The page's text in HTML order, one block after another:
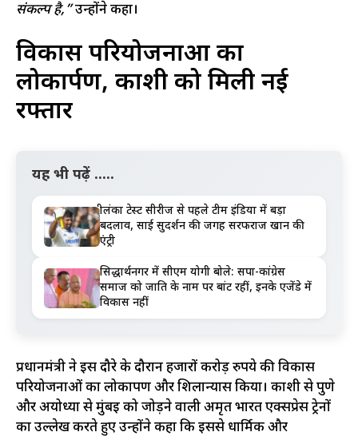
संकल्प है,”उन्होंने कहा।
विकास परियोजनाओं का
लोकार्पण, काशी को मिली नई
रफ्तार
यह भी पढ़ें .....
श्रीलंका टेस्ट सीरीज से पहले टीम इंडिया में बड़ा
बदलाव, साई सुदर्शन की जगह सरफराज खान की
एंट्री
सिद्धार्थनगर में सीएम योगी बोले: सपा-कांग्रेस
समाज को जाति के नाम पर बांट रहीं, इनके एजेंडे में
विकास नहीं
प्रधानमंत्री ने इस दौरे के दौरान हजारों करोड़ रुपये की विकास
परियोजनाओं का लोकार्पण और शिलान्यास किया। काशी से पुणे
और अयोध्या से मुंबई को जोड़ने वाली अमृत भारत एक्सप्रेस ट्रेनों
का उल्लेख करते हुए उन्होंने कहा कि इससे धार्मिक और